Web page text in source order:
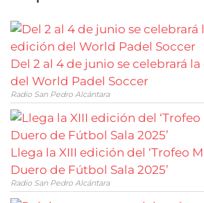
Del 2 al 4 de junio se celebrará
del World Padel Soccer
Radio San Pedro Alcántara
Llega la XIII edición del ‘Trofeo
Duero de Fútbol Sala 2025’
Radio San Pedro Alcántara